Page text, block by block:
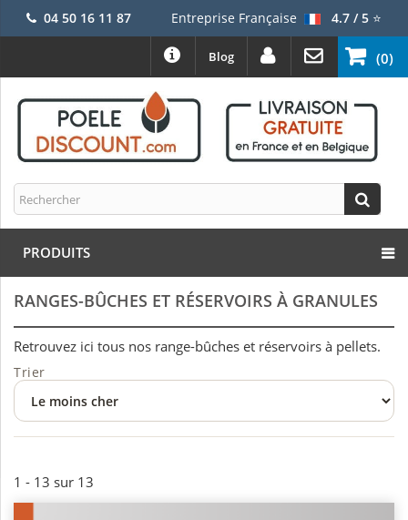
04 50 16 11 87 Entreprise Française 4.7 / 5⭐
(0)
Blog
PRODUITS
RANGES-BÛCHES ET RÉSERVOIRS À GRANULES
Retrouvez ici tous nos range-bûches et réservoirs à pellets.
Trier
1 - 13 sur 13